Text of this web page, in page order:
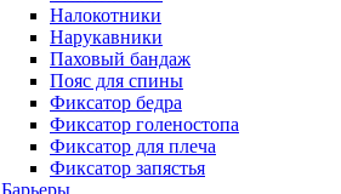
Налокотники
Нарукавники
Паховый бандаж
Пояс для спины
Фиксатор бедра
Фиксатор голеностопа
Фиксатор для плеча
Фиксатор запястья
Барьеры